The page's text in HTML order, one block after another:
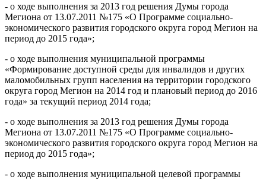
- о ходе выполнения за 2013 год решения Думы города
Мегиона от 13.07.2011 №175 «О Программе социально-
экономического развития городского округа город Мегион на
период до 2015 года»;
- о ходе выполнения муниципальной программы
«Формирование доступной среды для инвалидов и других
маломобильных групп населения на территории городского
округа город Мегион на 2014 год и плановый период до 2016
года» за текущий период 2014 года;
- о ходе выполнения за 2013 год решения Думы города
Мегиона от 13.07.2011 №175 «О Программе социально-
экономического развития городского округа город Мегион на
период до 2015 года»;
- о ходе выполнения муниципальной целевой программы